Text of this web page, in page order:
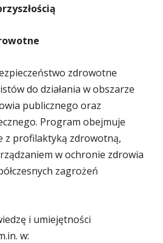
zdrowotne
do działania w obszarze
publicznego oraz
Program obejmuje
z profilaktyką zdrowotną,
w ochronie zdrowia
zagrożeń
i umiejętności
w: